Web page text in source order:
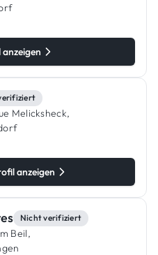
Melicksheck,
anzeigen
Nicht verifiziert
Beil,